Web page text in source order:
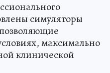
симуляторы
максимально
клинической